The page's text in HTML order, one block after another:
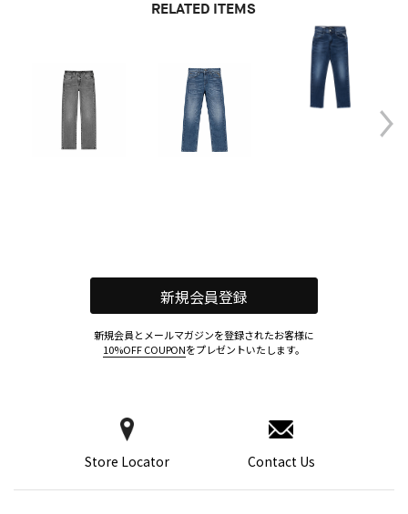
RELATED ITEMS
Store Locator Contact Us
新規会員登録
新規会員とメールマガジンを登録されたお客様に
10%OFF COUPONをプレゼントいたします。